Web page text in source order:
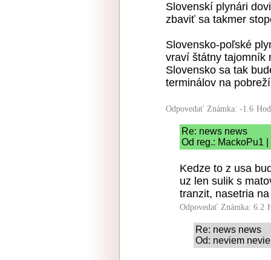
Slovenskí plynári
zbaviť sa takmer
Slovensko-poľské
vraví štátny tajomník
Slovensko sa tak
terminálov na
Odpovedať Známka: -1.6
Re: news news
Od reg.: MackoPu1
Kedze to z usa
uz len sulik s
tranzit, nasetria
Odpovedať Známka: 6.2
Re: news news
Od: neviem